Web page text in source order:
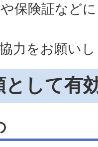
保険証など
力をお願い
して有